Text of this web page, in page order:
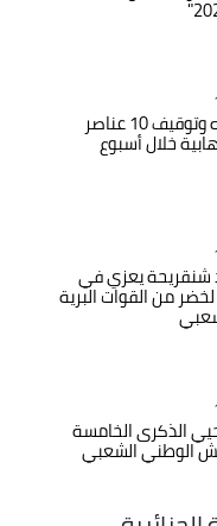
إرهابي يسلم نفسه وتوقيف 10 عناصر
خلال أسبوع
يعزي في
من القوات البرية
الذكرى الخامسة
الوطني الشعبي